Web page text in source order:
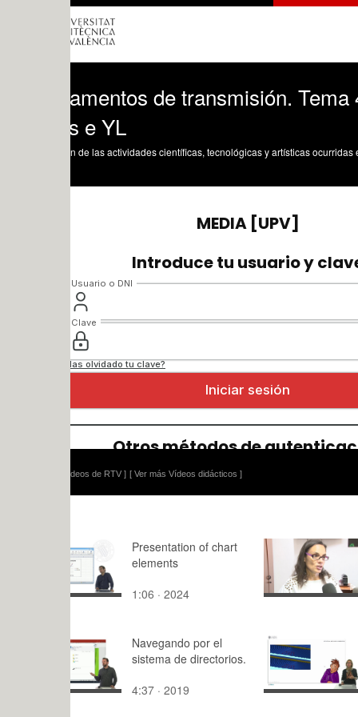
de transmisión. Tema
de las actividades científicas, tecnológicas y artísticas ocurridas en los tres
[ Ver más Vídeos didácticos ]
Presentation of chart
elements
1:06 · 2024
En forma
1:24 · 2024
Navegando por el
sistema de directorios.
4:37 · 2019
U5.
have
6:42 · 2023